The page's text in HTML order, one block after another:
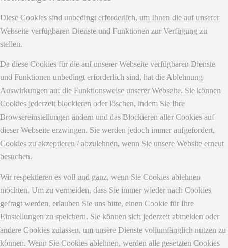
Diese Cookies sind unbedingt erforderlich, um Ihnen die auf unserer
Webseite verfügbaren Dienste und Funktionen zur Verfügung zu
stellen.
Da diese Cookies für die auf unserer Webseite verfügbaren Dienste
und Funktionen unbedingt erforderlich sind, hat die Ablehnung
Auswirkungen auf die Funktionsweise unserer Webseite. Sie können
Cookies jederzeit blockieren oder löschen, indem Sie Ihre
Browsereinstellungen ändern und das Blockieren aller Cookies auf
dieser Webseite erzwingen. Sie werden jedoch immer aufgefordert,
Cookies zu akzeptieren / abzulehnen, wenn Sie unsere Website erneut
besuchen.
Wir respektieren es voll und ganz, wenn Sie Cookies ablehnen
möchten. Um zu vermeiden, dass Sie immer wieder nach Cookies
gefragt werden, erlauben Sie uns bitte, einen Cookie für Ihre
Einstellungen zu speichern. Sie können sich jederzeit abmelden oder
andere Cookies zulassen, um unsere Dienste vollumfänglich nutzen zu
können. Wenn Sie Cookies ablehnen, werden alle gesetzten Cookies